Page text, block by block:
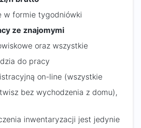
w formie tygodniówki
ze znajomymi
oraz wszystkie
do pracy
on-line (wszystkie
bez wychodzenia z domu),
inwentaryzacji jest jedynie